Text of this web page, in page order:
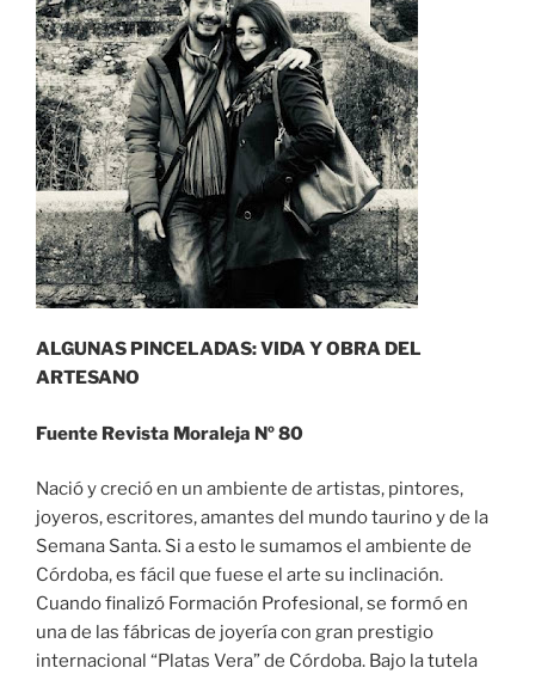
ALGUNAS PINCELADAS: VIDA Y OBRA DEL
ARTESANO
Fuente Revista Moraleja Nº 80
Nació y creció en un ambiente de artistas, pintores,
joyeros, escritores, amantes del mundo taurino y de la
Semana Santa. Si a esto le sumamos el ambiente de
Córdoba, es fácil que fuese el arte su inclinación.
Cuando finalizó Formación Profesional, se formó en
una de las fábricas de joyería con gran prestigio
internacional “Platas Vera” de Córdoba. Bajo la tutela